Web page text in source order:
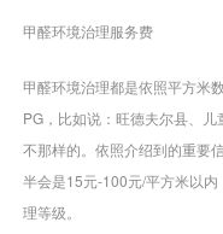
甲醛环境治理服务费
甲醛环境治理都是依照平方米
PG，比如说：旺德夫尔县、
不那样的。依照介绍到的重要
半会是15元-100元/平方米以
理等级。